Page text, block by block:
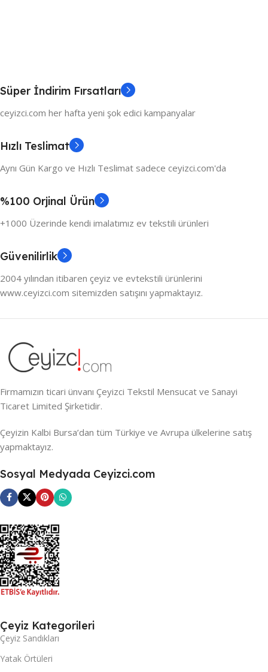
Süper İndirim Fırsatları
ceyizci.com her hafta yeni şok edici kampanyalar
Hızlı Teslimat
Aynı Gün Kargo ve Hızlı Teslimat sadece ceyizci.com'da
%100 Orjinal Ürün
+1000 Üzerinde kendi imalatımız ev tekstili ürünleri
Güvenilirlik
2004 yılından itibaren çeyiz ve evtekstili ürünlerini
www.ceyizci.com sitemizden satışını yapmaktayız.
Firmamızın ticari ünvanı Çeyizci Tekstil Mensucat ve Sanayi
Ticaret Limited Şirketidir.
Çeyizin Kalbi Bursa’dan tüm Türkiye ve Avrupa ülkelerine satış
yapmaktayız.
Sosyal Medyada Ceyizci.com
Çeyiz Kategorileri
Çeyiz Sandıkları
Yatak Örtüleri